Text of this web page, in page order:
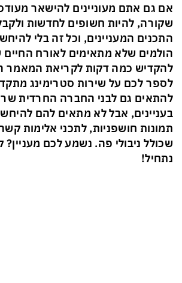
א-סיסי, ארדואן ושליט קטאר מכנסים פגישת
אם גם אתם מעוניינים להישאר
שקורה, להיות חשופים לחדשות
התכנים המעניינים, וכל זה בלי
הולמים שלא מתאימים לאורח
להקדיש כמה דקות לקריאת המאמר
לספר לכם על שירות סטרימינג
להתאים גם לבני החברה החרדית
בעניינים, אבל לא מתאים להם
תמונות חושפניות, לתכני אלימות
שכולל ניבולי פה. נשמע לכם מעניין?
נתחיל!